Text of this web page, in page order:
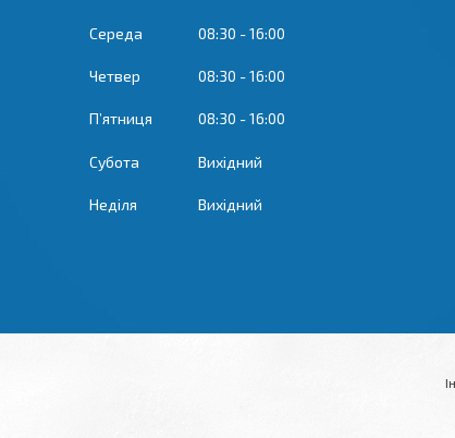
Середа 08:30 16:00
Четвер 08:30 16:00
Пʼятниця 08:30 16:00
Субота Вихідний
Неділя Вихідний